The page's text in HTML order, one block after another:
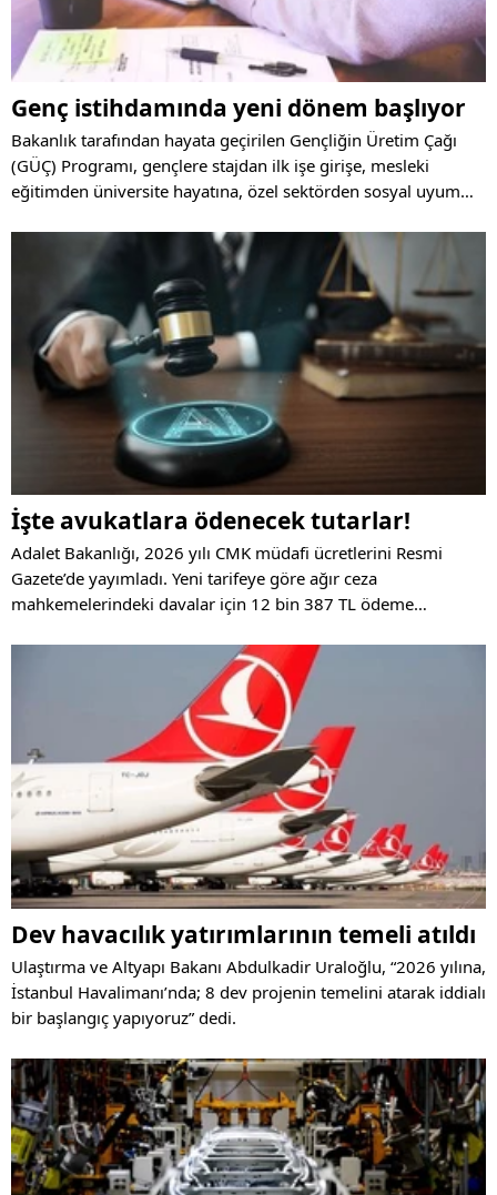
Genç istihdamında yeni dönem başlıyor
Bakanlık tarafından hayata geçirilen Gençliğin Üretim Çağı
(GÜÇ) Programı, gençlere stajdan ilk işe girişe, mesleki
eğitimden üniversite hayatına, özel sektörden sosyal uyum
İşte avukatlara ödenecek tutarlar!
Adalet Bakanlığı, 2026 yılı CMK müdafi ücretlerini Resmi
Gazete’de yayımladı. Yeni tarifeye göre ağır ceza
mahkemelerindeki davalar için 12 bin 387 TL ödeme
Dev havacılık yatırımlarının temeli atıldı
Ulaştırma ve Altyapı Bakanı Abdulkadir Uraloğlu, “2026 yılına,
İstanbul Havalimanı’nda; 8 dev projenin temelini atarak iddialı
bir başlangıç yapıyoruz” dedi.